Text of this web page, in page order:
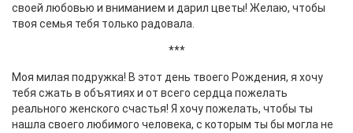
своей любовью и вниманием и дарил цветы! Желаю, чтобы
твоя семья тебя только радовала.
***
Моя милая подружка! В этот день твоего Рождения, я хочу
тебя сжать в объятиях и от всего сердца пожелать
реального женского счастья! Я хочу пожелать, чтобы ты
нашла своего любимого человека, с которым ты бы могла не